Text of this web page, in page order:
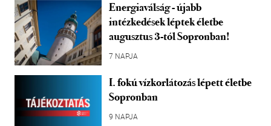
Energiaválság - újabb
intézkedések léptek életbe
augusztus 3-tól Sopronban!
7 NAPJA
I. fokú vízkorlátozás lépett életbe
Sopronban
9 NAPJA